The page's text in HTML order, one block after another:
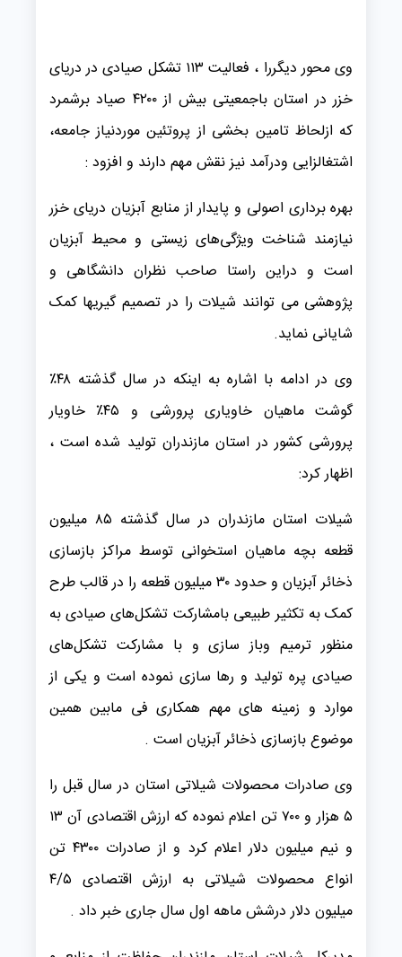
وی محور دیگررا ، فعالیت ۱۱۳ تشکل صیادی در دریای
خزر در استان باجمعیتی بیش از ۴۲۰۰ صیاد برشمرد
که ازلحاظ تامین بخشی از پروتئین موردنیاز جامعه،
اشتغالزایی ودرآمد نیز نقش مهم دارند و افزود :
بهره برداری اصولی و پایدار از منابع آبزیان دریای خزر
نیازمند شناخت ویژگی‌های زیستی و محیط آبزیان
است و دراین راستا صاحب نظران دانشگاهی و
پژوهشی می توانند شیلات را در تصمیم گیریها کمک
شایانی نماید.
وی در ادامه با اشاره به اینکه در سال گذشته ۴۸٪
گوشت ماهیان خاویاری پرورشی و ۴۵٪ خاویار
پرورشی کشور در استان مازندران تولید شده است ،
اظهار کرد:
شیلات استان مازندران در سال گذشته ۸۵ میلیون
قطعه بچه ماهیان استخوانی توسط مراکز بازسازی
ذخائر آبزیان و حدود ۳۰ میلیون قطعه را در قالب طرح
کمک به تکثیر طبیعی بامشارکت تشکل‌های صیادی به
منظور ترمیم وباز سازی و با مشارکت تشکل‌های
صیادی پره تولید و رها سازی نموده است و یکی از
موارد و زمینه های مهم همکاری فی مابین همین
موضوع بازسازی ذخائر آبزیان است .
وی صادرات محصولات شیلاتی استان در سال قبل را
۵ هزار و ۷۰۰ تن اعلام نموده که ارزش اقتصادی آن ۱۳
و نیم میلیون دلار اعلام کرد و از صادرات ۴۳۰۰ تن
انواع محصولات شیلاتی به ارزش اقتصادی ۴/۵
میلیون دلار درشش ماهه اول سال جاری خبر داد .